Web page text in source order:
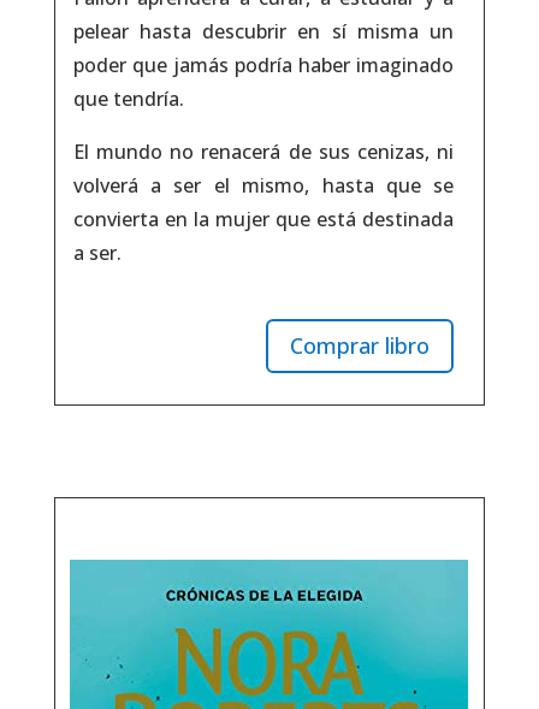
pelear hasta descubrir en sí misma un
poder que jamás podría haber imaginado
que tendría.
El mundo no renacerá de sus cenizas, ni
volverá a ser el mismo, hasta que se
convierta en la mujer que está destinada
a ser.
Comprar libro